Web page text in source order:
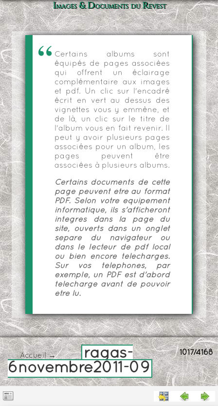
Images & Documents du Revest
Certains albums sont
équipés de pages associées
qui offrent un éclairage
complémentaire aux images
et pdf. Un clic sur l'encadré
écrit en vert au dessus des
vignettes vous y emmène, et
de là, un clic sur le titre de
l'album vous en fait revenir. Il
peut y avoir plusieurs pages
associées pour un album, les
pages peuvent être
associées à plusieurs albums.
Certains documents de cette
page peuvent être au format
PDF. Selon votre équipement
informatique, ils s'afficheront
intégrés dans la page du
site, ouverts dans un onglet
séparé du navigateur ou
dans le lecteur de pdf local
ou bien encore téléchargés.
Sur vos téléphones, par
exemple, un PDF est d'abord
téléchargé avant de pouvoir
être lu.
1017/4168
Accueil→
ragas-
6novembre2011-09